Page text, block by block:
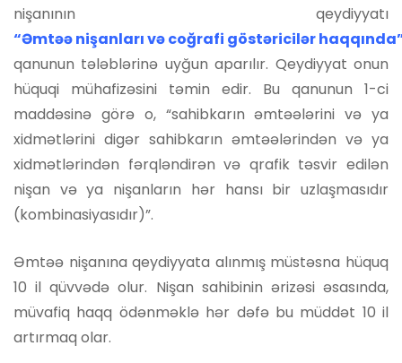
nişanının qeydiyyatı
“Əmtəə nişanları və coğrafi göstəricilər
qanunun tələblərinə uyğun aparılır. Qeydiyyat onun
hüquqi mühafizəsini təmin edir. Bu qanunun 1-ci
maddəsinə görə o, “sahibkarın əmtəələrini və ya
xidmətlərini digər sahibkarın əmtəələrindən və ya
xidmətlərindən fərqləndirən və qrafik təsvir edilən
nişan və ya nişanların hər hansı bir uzlaşmasıdır
(kombinasiyasıdır)”.
Əmtəə nişanına qeydiyyata alınmış müstəsna hüquq
10 il qüvvədə olur. Nişan sahibinin ərizəsi əsasında,
müvafiq haqq ödənməklə hər dəfə bu müddət 10 il
artırmaq olar.